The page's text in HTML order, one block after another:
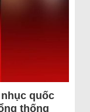
quốc
thống